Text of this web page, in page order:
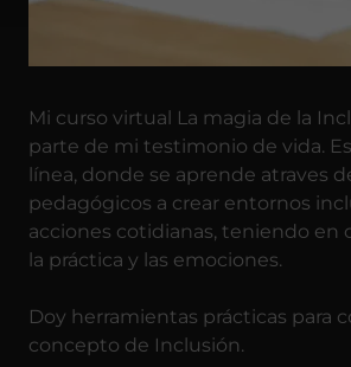
Mi curso virtual La magia de la
parte de mi testimonio de vida.
línea, donde se aprende atraves
pedagógicos a crear entornos
acciones cotidianas, teniendo en
la práctica y las emociones.
Doy herramientas prácticas para
concepto de Inclusión.